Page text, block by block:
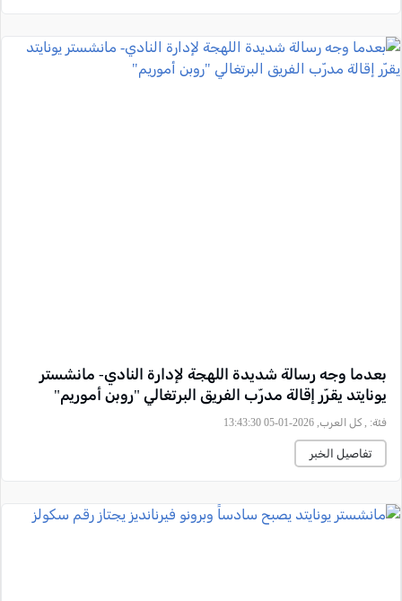
بعدما وجه رسالة شديدة اللهجة لإدارة النادي- مانشستر
يونايتد يقرّر إقالة مدرّب الفريق البرتغالي "روبن أموريم"
فئة: , كل العرب, 2026-01-05 13:43:30
تفاصيل الخبر